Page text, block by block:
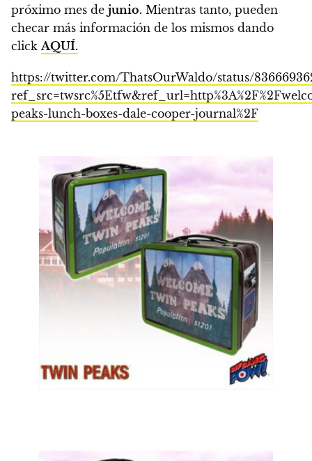
próximo mes de junio. Mientras tanto, pueden
checar más información de los mismos dando
click AQUÍ.
https://twitter.com/ThatsOurWaldo/status/
peaks-lunch-boxes-dale-cooper-journal%2F